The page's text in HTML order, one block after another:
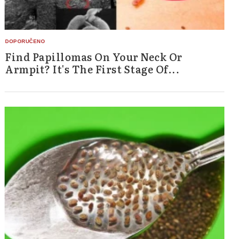
Find Papillomas On Your Neck Or
Armpit? It's The First Stage Of...